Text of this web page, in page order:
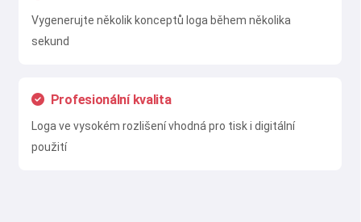
Vygenerujte několik konceptů loga během několika
sekund
Profesionální kvalita
Loga ve vysokém rozlišení vhodná pro tisk i digitální
použití